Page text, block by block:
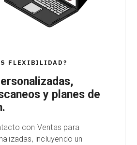
FLEXIBILIDAD?
y planes de
con Ventas para
incluyendo un